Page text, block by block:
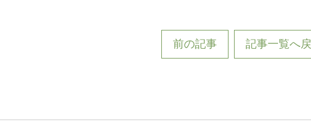
前の記事 記事一覧へ